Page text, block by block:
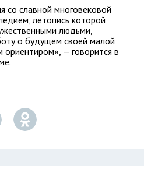
со славной многовековой
летопись которой
людьми,
о будущем своей малой
— говорится в